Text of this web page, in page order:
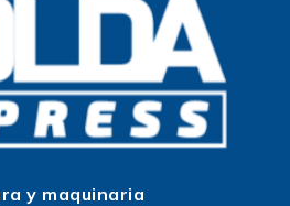
y maquinaria